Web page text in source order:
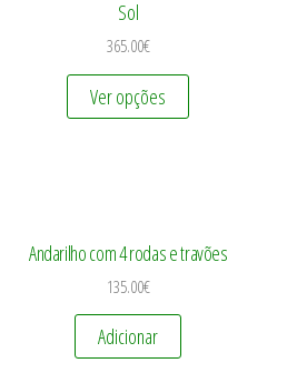
Sol
365.00€
Ver opções
Andarilho com 4 rodas e travões
135.00€
Adicionar